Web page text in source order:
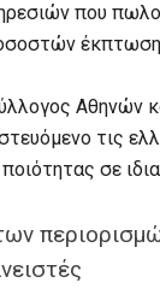
που
Αθηνών
τις
σε